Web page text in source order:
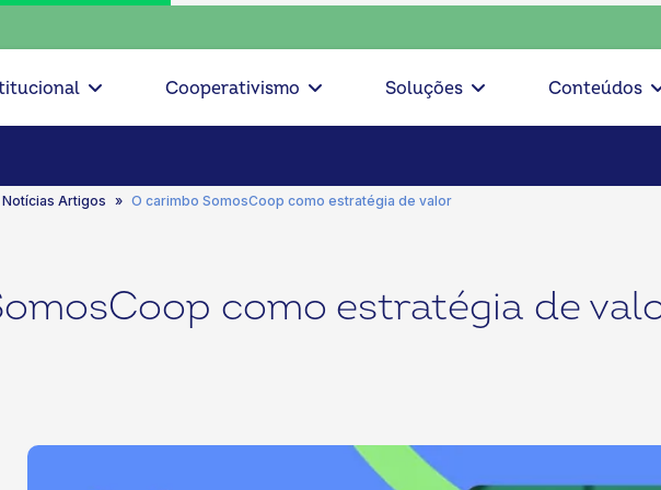
escolha consciente, escolha o coop • escolha consciente, escolha o
Cooperativismo Soluções Conteúdos
Notícias Artigos O carimbo SomosCoop como estratégia de valor
como estratégia de